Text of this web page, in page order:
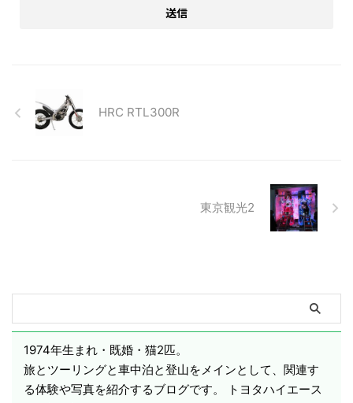
HRC RTL300R
東京観光2
1974年生まれ・既婚・猫2匹。
旅とツーリングと車中泊と登山をメインとして、関連す
る体験や写真を紹介するブログです。 トヨタハイエース